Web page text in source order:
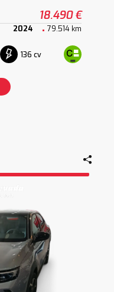
18.490 €
2024 79.514 km
136 cv